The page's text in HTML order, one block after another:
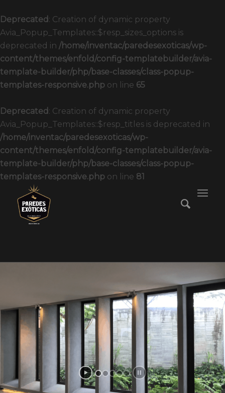
Deprecated : Creation of dynamic property
Avia_Popup_Templates::$resp_sizes_options is
deprecated in /home/inventac/paredesexoticas/wp-
content/themes/enfold/config-templatebuilder/avia-
template-builder/php/base-classes/class-popup-
templates-responsive.php on line 65
Deprecated : Creation of dynamic property
Avia_Popup_Templates::$resp_titles is deprecated in
/home/inventac/paredesexoticas/wp-
content/themes/enfold/config-templatebuilder/avia-
template-builder/php/base-classes/class-popup-
templates-responsive.php on line 81